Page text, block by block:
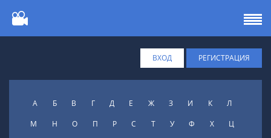
ВХОД РЕГИСТРАЦИЯ
А Б В Г Д Е Ж З И К
Л
М
Н О П Р С Т У Ф X
Ц